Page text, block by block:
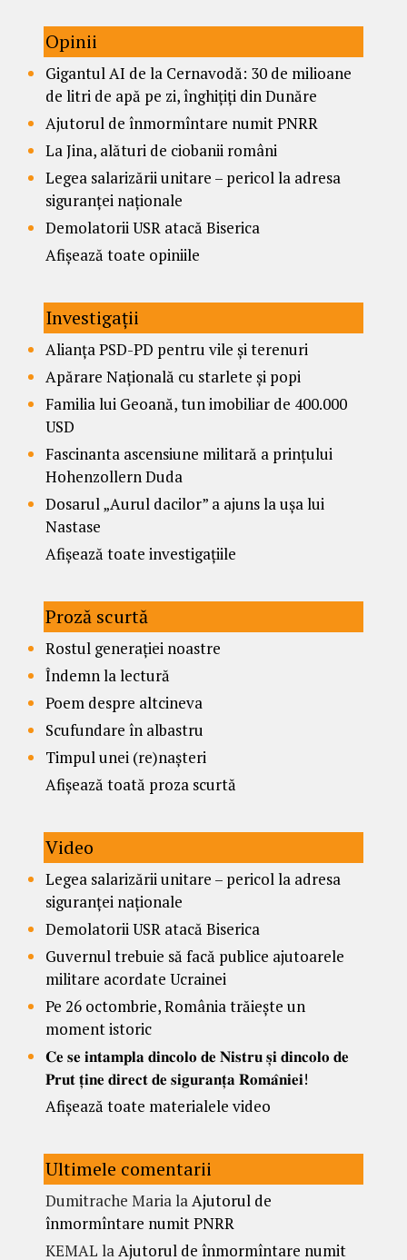
Opinii
Gigantul AI de la Cernavodă: 30 de milioane
de litri de apă pe zi, înghițiți din Dunăre
Ajutorul de înmormîntare numit PNRR
La Jina, alături de ciobanii români
Legea salarizării unitare – pericol la adresa
siguranței naționale
Demolatorii USR atacă Biserica
Afișează toate opiniile
Investigații
Alianța PSD-PD pentru vile și terenuri
Apărare Națională cu starlete și popi
Familia lui Geoană, tun imobiliar de 400.000
USD
Fascinanta ascensiune militară a prințului
Hohenzollern Duda
Dosarul „Aurul dacilor” a ajuns la ușa lui
Nastase
Afișează toate investigațiile
Proză scurtă
Rostul generației noastre
Îndemn la lectură
Poem despre altcineva
Scufundare în albastru
Timpul unei (re)nașteri
Afișează toată proza scurtă
Video
Legea salarizării unitare – pericol la adresa
siguranței naționale
Demolatorii USR atacă Biserica
Guvernul trebuie să facă publice ajutoarele
militare acordate Ucrainei
Pe 26 octombrie, România trăiește un
moment istoric
𝐂𝐞 𝐬𝐞 𝐢𝐧𝐭𝐚𝐦𝐩𝐥𝐚 𝐝𝐢𝐧𝐜𝐨𝐥𝐨 𝐝𝐞 𝐍𝐢𝐬𝐭𝐫𝐮 𝐬̦𝐢 𝐝𝐢𝐧𝐜𝐨𝐥𝐨 𝐝𝐞
𝐏𝐫𝐮𝐭 𝐭̦𝐢𝐧𝐞 𝐝𝐢𝐫𝐞𝐜𝐭 𝐝𝐞 𝐬𝐢𝐠𝐮𝐫𝐚𝐧𝐭̦𝐚 𝐑𝐨𝐦𝐚̂𝐧𝐢𝐞𝐢!
Afișează toate materialele video
Ultimele comentarii
Dumitrache MarialaAjutorul de
înmormîntare numit PNRR
KEMAL laAjutorul de înmormîntare numit